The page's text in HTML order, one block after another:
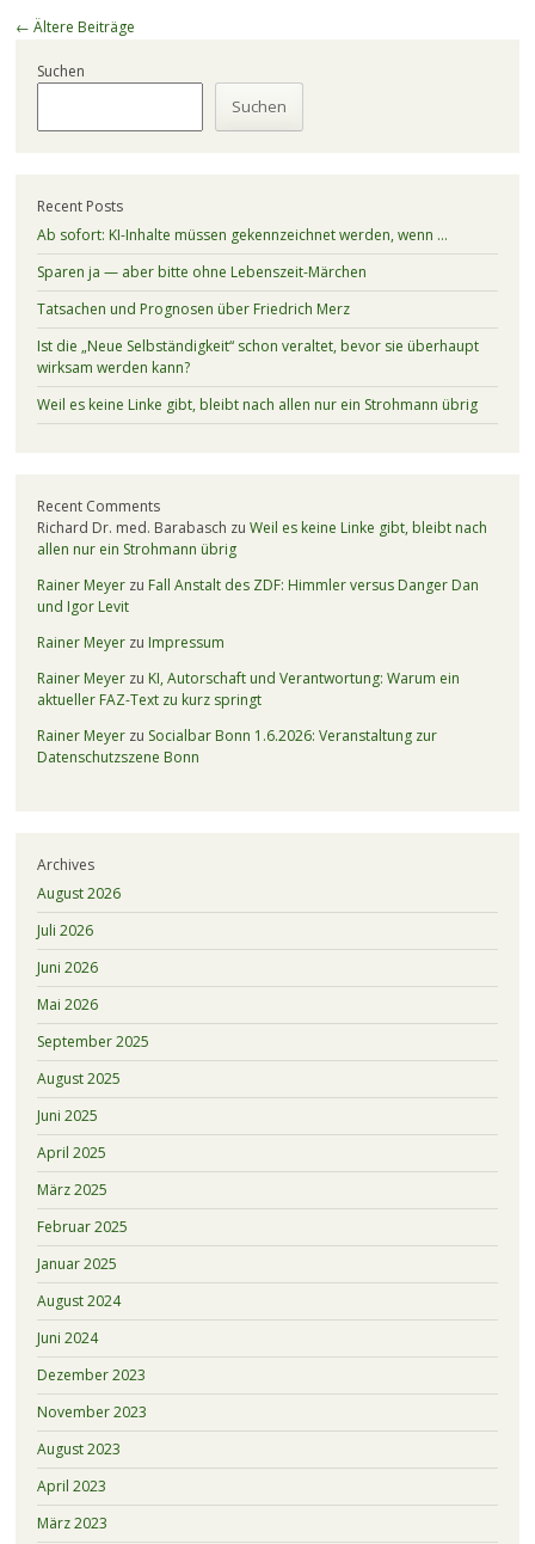
Beitragsnavigation
← Ältere Beiträge
Suchen
Suchen
Recent Posts
Ab sofort: KI-Inhalte müssen gekennzeichnet werden, wenn …
Sparen ja — aber bitte ohne Lebenszeit-Märchen
Tatsachen und Prognosen über Friedrich Merz
Ist die „Neue Selbständigkeit“ schon veraltet, bevor sie überhaupt
wirksam werden kann?
Weil es keine Linke gibt, bleibt nach allen nur ein Strohmann übrig
Recent Comments
Richard Dr. med. Barabasch zu Weil es keine Linke gibt, bleibt nach
allen nur ein Strohmann übrig
Rainer Meyerzu Fall Anstalt des ZDF: Himmler versus Danger Dan
und Igor Levit
Rainer Meyerzu Impressum
Rainer Meyerzu KI, Autorschaft und Verantwortung: Warum ein
aktueller FAZ-Text zu kurz springt
Rainer Meyerzu Socialbar Bonn 1.6.2026: Veranstaltung zur
Datenschutzszene Bonn
Archives
August 2026
Juli 2026
Juni 2026
Mai 2026
September 2025
August 2025
Juni 2025
April 2025
März 2025
Februar 2025
Januar 2025
August 2024
Juni 2024
Dezember 2023
November 2023
August 2023
April 2023
März 2023